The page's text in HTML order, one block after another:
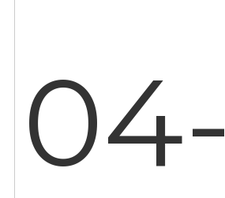
04-